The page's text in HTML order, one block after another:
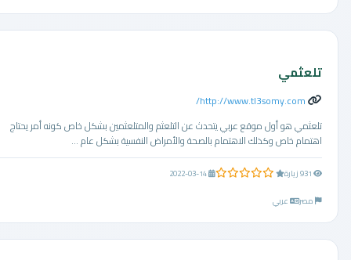
تلعثمي
http://www.tl3somy.com/
تلعثمي هو أول موقع عربي يتحدث عن التلعثم والمتلعثمين بشكل خاص كونه أمر يحتاج
اهتمام خاص وكذلك الاهتمام بالصحة والأمراض النفسية بشكل عام ...
0.0 من 5 نجوم
2022-03-14
مصر
عربي